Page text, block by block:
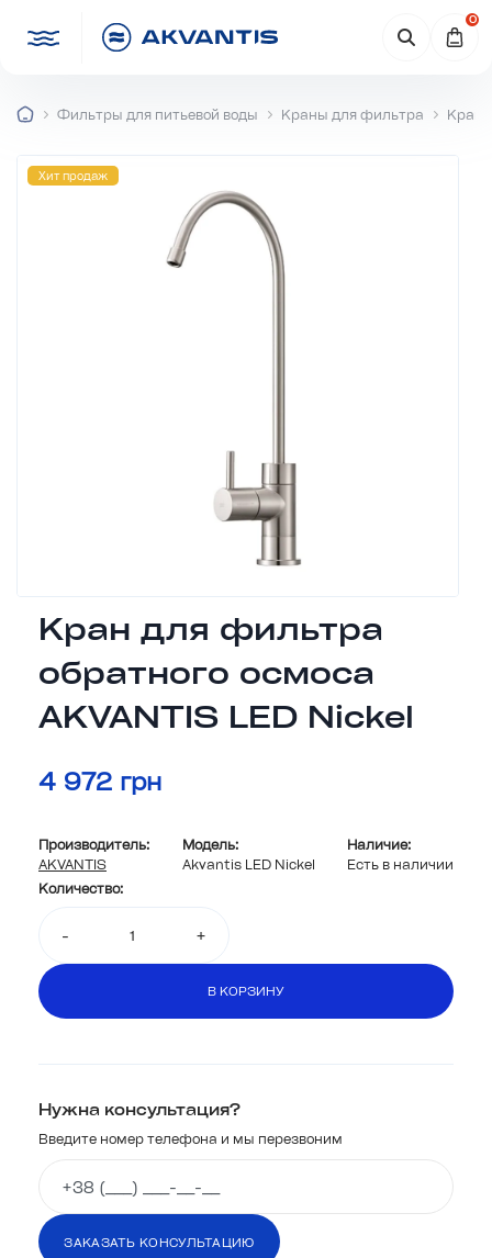
0
Фильтры для питьевой воды Краны для фильтра Кран
Хит продаж
Кран для фильтра
обратного осмоса
AKVANTIS LED Nickel
4 972 грн
Производитель:
AKVANTIS
Модель:
Akvantis LED Nickel
Наличие:
Есть в наличии
Количество:
- +
В КОРЗИНУ
Нужна консультация?
Введите номер телефона и мы перезвоним
ЗАКАЗАТЬ КОНСУЛЬТАЦИЮ